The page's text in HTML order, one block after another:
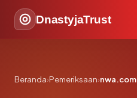
DnastyjaTrust
Beranda›Pemeriksaan›nwa.com